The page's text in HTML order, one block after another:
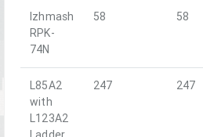
Izhmash
RPK-
74N
58 58
L85A2
with
L123A2
247 247